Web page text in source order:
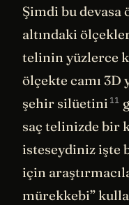
Şimdi bu
altındaki
telinin yüzlerce
ölçekte camı 3D
şehir silüetini 11
saç telinizde bir
isteseydiniz işte
için
mürekkebi”